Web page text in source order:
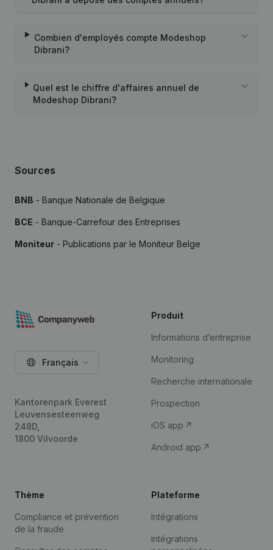
Combien d'employés compte Modeshop
Dibrani?
Quel est le chiffre d'affaires annuel de
Modeshop Dibrani?
Sources
BNB - Banque Nationale de Belgique
BCE - Banque-Carrefour des Entreprises
Moniteur - Publications par le Moniteur Belge
Français
Kantorenpark Everest
Leuvensesteenweg
248D,
1800 Vilvoorde
Produit
Informations d’entreprise
Monitoring
Recherche internationale
Prospection
iOS app
Android app
Thème
Compliance et prévention
de la fraude
Plateforme
Intégrations
Intégrations